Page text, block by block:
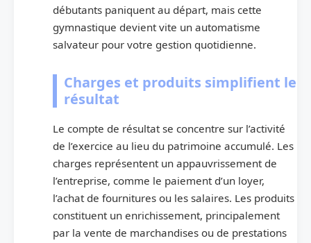
débutants paniquent au départ, mais cette
gymnastique devient vite un automatisme
salvateur pour votre gestion quotidienne.
Charges et produits simplifient le
résultat
Le compte de résultat se concentre sur l’activité
de l’exercice au lieu du patrimoine accumulé. Les
charges représentent un appauvrissement de
l’entreprise, comme le paiement d’un loyer,
l’achat de fournitures ou les salaires. Les produits
constituent un enrichissement, principalement
par la vente de marchandises ou de prestations